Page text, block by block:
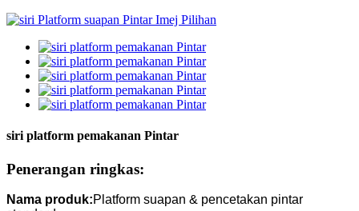
siri platform pemakanan Pintar
Penerangan ringkas:
Nama produk:Platform suapan & pencetakan pintar